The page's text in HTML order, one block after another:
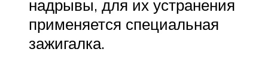
надрывы, для их устранения
применяется специальная
зажигалка.